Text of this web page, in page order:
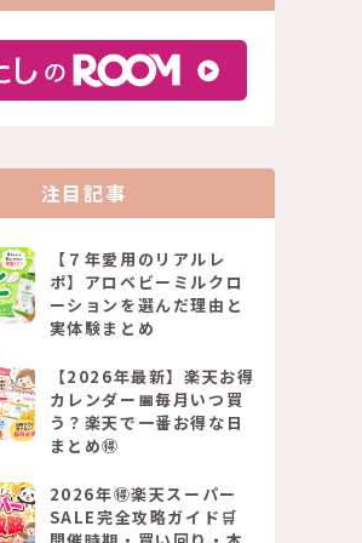
注目記事
【７年愛用のリアルレ
ポ】アロベビーミルクロ
ーションを選んだ理由と
実体験まとめ
【2026年最新】楽天お得
カレンダー📅毎月いつ買
う？楽天で一番お得な日
まとめ🉐
2026年🉐楽天スーパー
SALE完全攻略ガイド🛒